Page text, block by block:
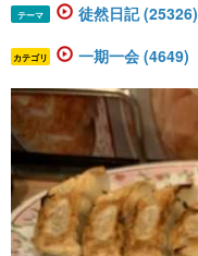
テーマ 徒然日記 (25326)
カテゴリ 一期一会 (4649)